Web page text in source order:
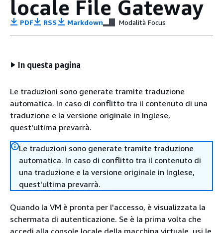
locale File Gateway
PDF RSS Markdown Modalità Focus
In questa pagina
Le traduzioni sono generate tramite traduzione
automatica. In caso di conflitto tra il contenuto di una
traduzione e la versione originale in Inglese,
quest'ultima prevarrà.
Le traduzioni sono generate tramite traduzione
automatica. In caso di conflitto tra il contenuto di
una traduzione e la versione originale in Inglese,
quest'ultima prevarrà.
Quando la VM è pronta per l'accesso, è visualizzata la
schermata di autenticazione. Se è la prima volta che
accedi alla console locale della macchina virtuale, usi le